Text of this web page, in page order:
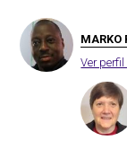
MARKO
Ver